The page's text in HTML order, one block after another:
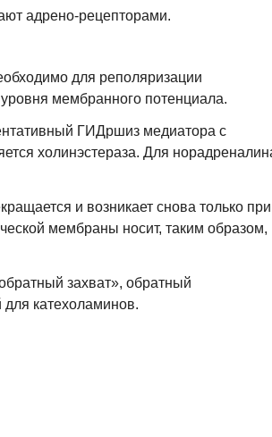
адрено-рецепторами.
для реполяризации
мембранного потенциала.
ГИДршиз медиатора с
холинэстераза. Для
и возникает снова только при
мембраны носит, таким образом,
захват», обратный
катехоламинов.